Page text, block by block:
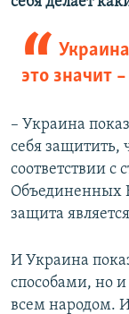
а
д
это значит
– Украина
себя защитить,
соответствии с
Объединенных
защита
И Украина
способами, но
всем народом.